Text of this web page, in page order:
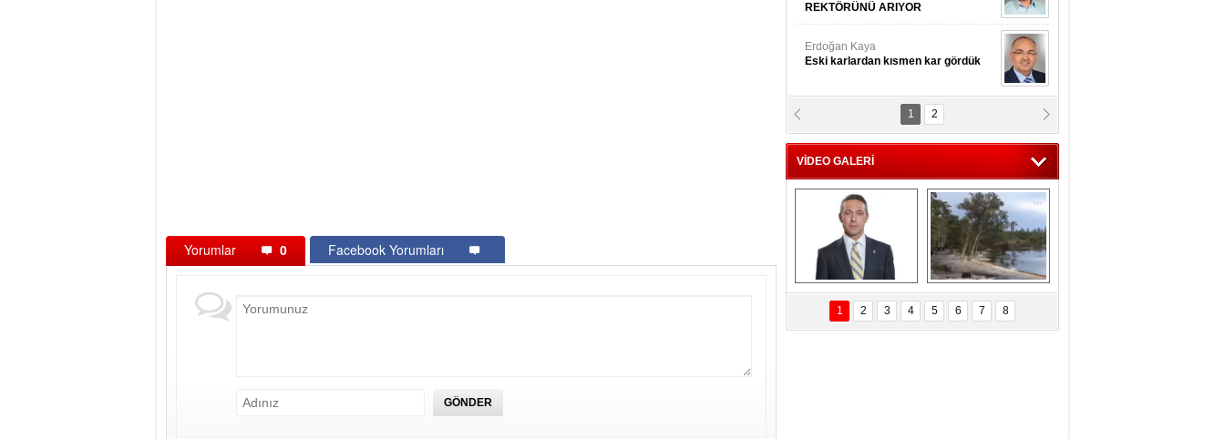
Yorumlar 0 Facebook Yorumları
REKTÖRÜNÜ ARIYOR
Erdoğan Kaya
Eski karlardan kısmen kar gördük
Yrd.Doç.Dr. İbrahim BAYKAN
Hüseyin Gök
Zaman ve İnsan
1 2
VİDEO GALERİ
Ali Koç'tan  Lefter
sezonunda herkesi
yeniden saygıya
davet!
Ağaçlar 5 Saniyede
Kayboldu!
SubhanAllah!
1 2 3 4 5 6 7 8